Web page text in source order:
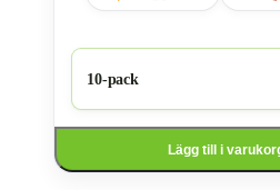
10-pack
Lägg till i